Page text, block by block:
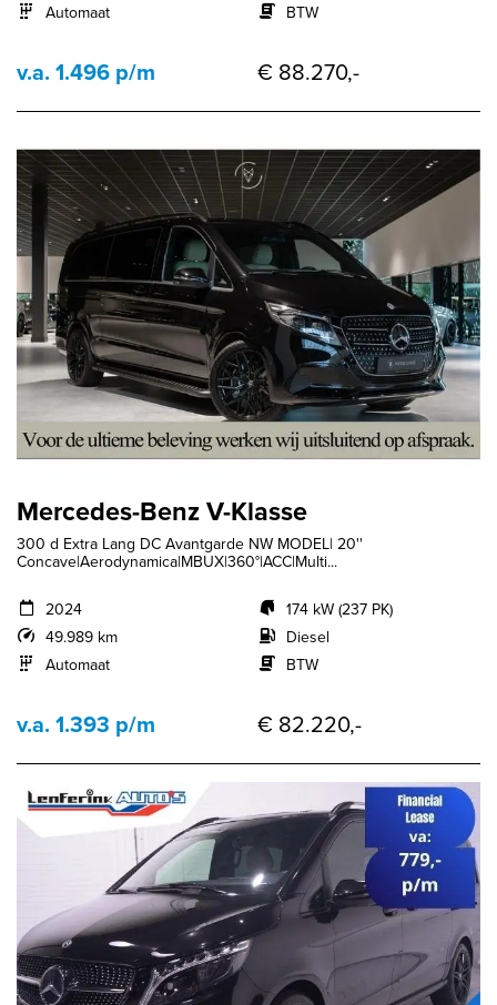
Automaat
BTW
v.a. 1.496 p/m € 88.270,-
Mercedes-Benz V-Klasse
300 d Extra Lang DC Avantgarde NW MODEL| 20''
Concave|Aerodynamica|MBUX|360°|ACC|Multi...
2024
49.989 km
Automaat
174 kW (237 PK)
Diesel
BTW
v.a. 1.393 p/m € 82.220,-